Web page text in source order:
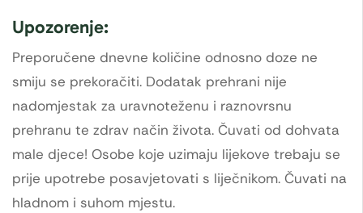
Upozorenje:
Preporučene dnevne količine odnosno doze ne
smiju se prekoračiti. Dodatak prehrani nije
nadomjestak za uravnoteženu i raznovrsnu
prehranu te zdrav način života. Čuvati od dohvata
male djece! Osobe koje uzimaju lijekove trebaju se
prije upotrebe posavjetovati s liječnikom. Čuvati na
hladnom i suhom mjestu.